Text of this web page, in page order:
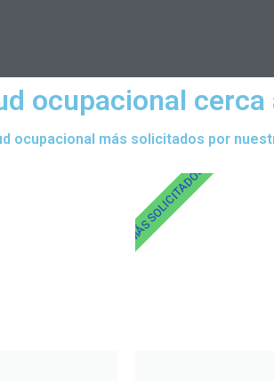
ocupacional cerca
ocupacional más solicitados por
MÁS SOLICITADOS